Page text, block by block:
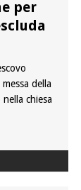
per
della
chiesa